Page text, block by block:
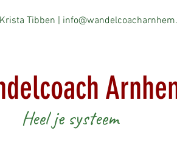
Tibben |
Heel je systeem